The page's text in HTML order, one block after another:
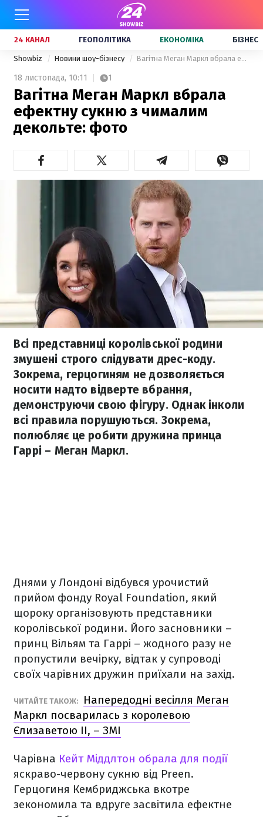
24 КАНАЛ ГЕОПОЛІТИКА ЕКОНОМІКА БІЗНЕС
Showbiz Новини шоу-бізнесу Вагітна Меган Маркл вбрала ефектну сукню з чималим декольте: фото
18 листопада, 10:11 1
Вагітна Меган Маркл вбрала
ефектну сукню з чималим
декольте: фото
Всі представниці королівської родини
змушені строго слідувати дрес-коду.
Зокрема, герцогиням не дозволяється
носити надто відверте вбрання,
демонструючи свою фігуру. Однак інколи
всі правила порушуються. Зокрема,
полюбляє це робити дружина принца
Гаррі – Меган Маркл.
Днями у Лондоні відбувся урочистий
прийом фонду Royal Foundation, який
щороку організовують представники
королівської родини. Його засновники –
принц Вільям та Гаррі – жодного разу не
пропустили вечірку, відтак у супроводі
своїх чарівних дружин приїхали на захід.
ЧИТАЙТЕ ТАКОЖ:
Напередодні весілля Меган
Маркл посварилась з королевою
Єлизаветою ІІ, – ЗМІ
Чарівна Кейт Міддлтон обрала для події
яскраво-червону сукню від Preen.
Герцогиня Кембриджська вкотре
зекономила та вдруге засвітила ефектне